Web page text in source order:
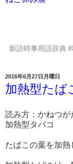
新語時事用語辞典
2016年6月27日月曜日
加熱型たば
読み方：かねつが
加熱型タバコ
たばこの葉を加熱